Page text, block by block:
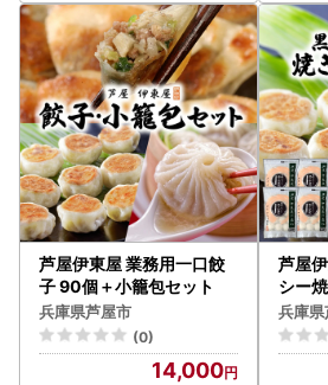
芦屋伊東屋 業務用一口餃
子 90個＋小籠包セット
兵庫県芦屋市
(0)
14,000
芦屋
シー
兵庫